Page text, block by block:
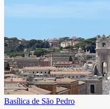
Basílica de São Pedro